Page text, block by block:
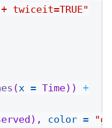
twiceit=TRUE"
(x = Time)) +
color =